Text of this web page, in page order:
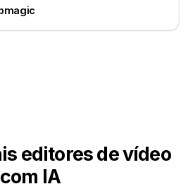
editores de vídeo
com IA